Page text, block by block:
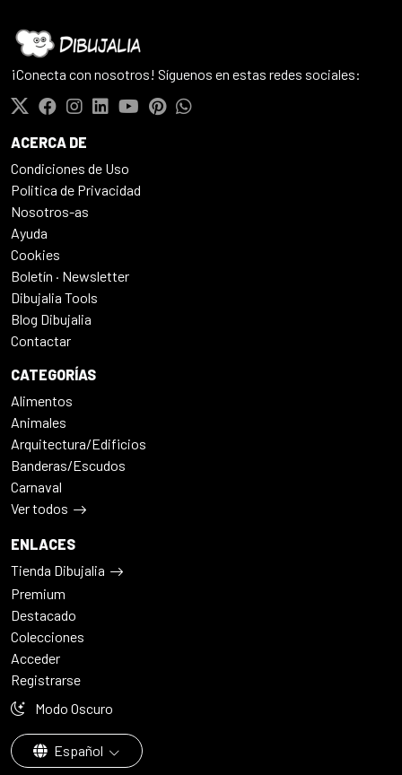
¡Conecta con nosotros! Síguenos en estas redes sociales:
ACERCA DE
Condiciones de Uso
Politica de Privacidad
Nosotros-as
Ayuda
Cookies
Boletín · Newsletter
Dibujalia Tools
Blog Dibujalia
Contactar
CATEGORÍAS
Alimentos
Animales
Arquitectura/Edificios
Banderas/Escudos
Carnaval
Ver todos
ENLACES
Tienda Dibujalia
Premium
Destacado
Colecciones
Acceder
Registrarse
Modo Oscuro
Español